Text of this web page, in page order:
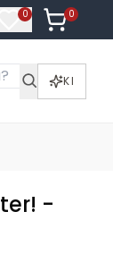
0
Artikel im
0
Artikel
KI
-